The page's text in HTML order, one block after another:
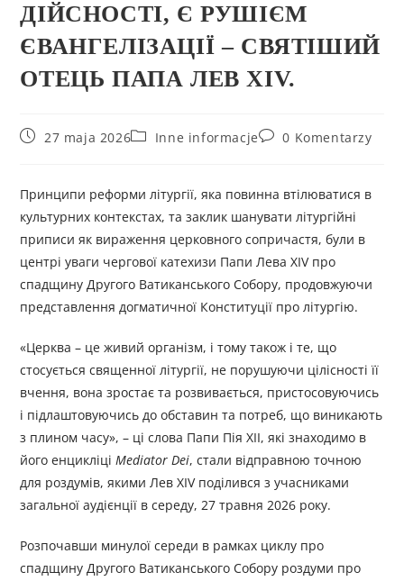
ДІЙСНОСТІ, Є РУШІЄМ
ЄВАНГЕЛІЗАЦІЇ – СВЯТІШИЙ
ОТЕЦЬ ПАПА ЛЕВ XIV.
27 maja 2026 Inne informacje 0 Komentarzy
Принципи реформи літургії, яка повинна втілюватися в
культурних контекстах, та заклик шанувати літургійні
приписи як вираження церковного сопричастя, були в
центрі уваги чергової катехизи Папи Лева XIV про
спадщину Другого Ватиканського Собору, продовжуючи
представлення догматичної Конституції про літургію.
«Церква – це живий організм, і тому також і те, що
стосується священної літургії, не порушуючи цілісності її
вчення, вона зростає та розвивається, пристосовуючись
і підлаштовуючись до обставин та потреб, що виникають
з плином часу», – ці слова Папи Пія XII, які знаходимо в
його енцикліціMediator Dei, стали відправною точною
для роздумів, якими Лев XIV поділився з учасниками
загальної аудієнції в середу, 27 травня 2026 року.
Розпочавши минулої середи в рамках циклу про
спадщину Другого Ватиканського Собору роздуми про